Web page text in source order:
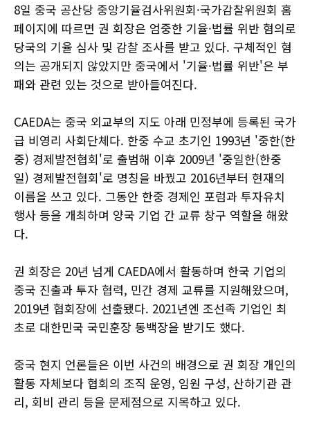
8일 중국 공산당 중앙기율검사위원회·국가감찰위원회 홈
페이지에 따르면 권 회장은 엄중한 기율·법률 위반 혐의로
당국의 기율 심사 및 감찰 조사를 받고 있다. 구체적인 혐
의는 공개되지 않았지만 중국에서 '기율·법률 위반'은 부
패와 관련 있는 것으로 받아들여진다.
CAEDA는 중국 외교부의 지도 아래 민정부에 등록된 국가
급 비영리 사회단체다. 한중 수교 초기인 1993년 '중한(한
중) 경제발전협회'로 출범해 이후 2009년 '중일한(한중
일) 경제발전협회'로 명칭을 바꿨고 2016년부터 현재의
이름을 쓰고 있다. 그동안 한중 경제인 포럼과 투자유치
행사 등을 개최하며 양국 기업 간 교류 창구 역할을 해왔
다.
권 회장은 20년 넘게 CAEDA에서 활동하며 한국 기업의
중국 진출과 투자 협력, 민간 경제 교류를 지원해왔으며,
2019년 협회장에 선출됐다. 2021년엔 조선족 기업인 최
초로 대한민국 국민훈장 동백장을 받기도 했다.
중국 현지 언론들은 이번 사건의 배경으로 권 회장 개인의
활동 자체보다 협회의 조직 운영, 임원 구성, 산하기관 관
리, 회비 관리 등을 문제점으로 지목하고 있다.